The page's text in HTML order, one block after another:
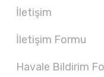
İletişim
İletişim Formu
Havale Bildirim